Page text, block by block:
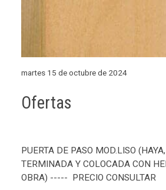
martes 15 de octubre de 2024
Ofertas
PUERTA DE PASO MOD.LISO
TERMINADA Y COLOCADA CON
OBRA) ----- PRECIO CONSULTAR